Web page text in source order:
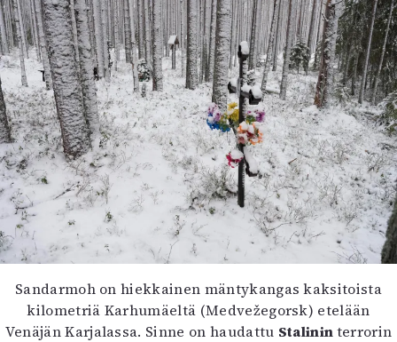
4/2026
2–3/2026
1/2026
6/2025
5/2025 saame
5/2025
Lehtiarkisto
Info
Tilaus ja irtonumerot
Yhteistyössä
Toimitus
Mediatiedot
Kaltio ry
Sandarmoh on hiekkainen mäntykangas kaksitoista
kilometriä Karhumäeltä (Medvežegorsk) etelään
Venäjän Karjalassa. Sinne on haudattu Stalininterrorin